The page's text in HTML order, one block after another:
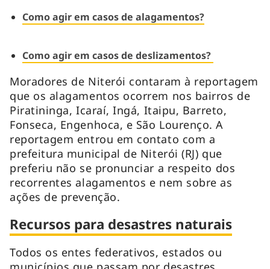
Como agir em casos de alagamentos?
Como agir em casos de deslizamentos?
Moradores de Niterói contaram à reportagem
que os alagamentos ocorrem nos bairros de
Piratininga, Icaraí, Ingá, Itaipu, Barreto,
Fonseca, Engenhoca, e São Lourenço. A
reportagem entrou em contato com a
prefeitura municipal de Niterói (RJ) que
preferiu não se pronunciar a respeito dos
recorrentes alagamentos e nem sobre as
ações de prevenção.
Recursos para desastres naturais
Todos os entes federativos, estados ou